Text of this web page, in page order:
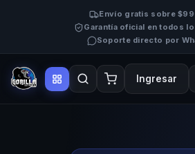
Envío gratis sobre
Garantía oficial en todos
Soporte directo por
Ingresar